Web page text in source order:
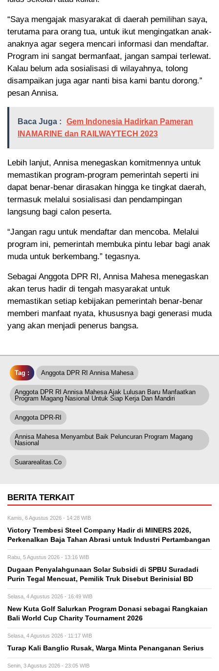
“Saya mengajak masyarakat di daerah pemilihan saya,
terutama para orang tua, untuk ikut mengingatkan anak-
anaknya agar segera mencari informasi dan mendaftar.
Program ini sangat bermanfaat, jangan sampai terlewat.
Kalau belum ada sosialisasi di wilayahnya, tolong
disampaikan juga agar nanti bisa kami bantu dorong.”
pesan Annisa.
Baca Juga :
Gem Indonesia Hadirkan Pameran
INAMARINE dan RAILWAYTECH 2023
Lebih lanjut, Annisa menegaskan komitmennya untuk
memastikan program-program pemerintah seperti ini
dapat benar-benar dirasakan hingga ke tingkat daerah,
termasuk melalui sosialisasi dan pendampingan
langsung bagi calon peserta.
“Jangan ragu untuk mendaftar dan mencoba. Melalui
program ini, pemerintah membuka pintu lebar bagi anak
muda untuk berkembang.” tegasnya.
Sebagai Anggota DPR RI, Annisa Mahesa menegaskan
akan terus hadir di tengah masyarakat untuk
memastikan setiap kebijakan pemerintah benar-benar
memberi manfaat nyata, khususnya bagi generasi muda
yang akan menjadi penerus bangsa.
Tag : Anggota DPR RI Annisa Mahesa
Anggota DPR RI Annisa Mahesa Ajak Lulusan Baru Manfaatkan
Program Magang Nasional Untuk Siap Kerja Dan Mandiri
Anggota DPR-RI
Annisa Mahesa Menyambut Baik Peluncuran Program Magang
Nasional
Suararealitas.co
BERITA TERKAIT
Kamis, 6 Agustus 2026 - 14:28 WIB
Victory Trembesi Steel Company Hadir di MINERS 2026,
Perkenalkan Baja Tahan Abrasi untuk Industri Pertambangan
Rabu, 5 Agustus 2026 - 13:16 WIB
‎Dugaan Penyalahgunaan Solar Subsidi di SPBU Suradadi
Purin Tegal Mencuat, Pemilik Truk Disebut Berinisial BD
Selasa, 4 Agustus 2026 - 16:49 WIB
New Kuta Golf Salurkan Program Donasi sebagai Rangkaian
Bali World Cup Charity Tournament 2026
Selasa, 4 Agustus 2026 - 11:17 WIB
Turap Kali Banglio Rusak, Warga Minta Penanganan Serius
Senin, 3 Agustus 2026 - 23:05 WIB